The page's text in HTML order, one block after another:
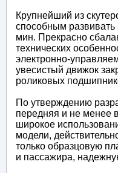
Крупнейший из
способным
мин. Прекрасно
технических
электронно-
увесистый движок
роликовых
По утверждению
передняя и не менее
широкое
модели,
только образцовую
и пассажира,